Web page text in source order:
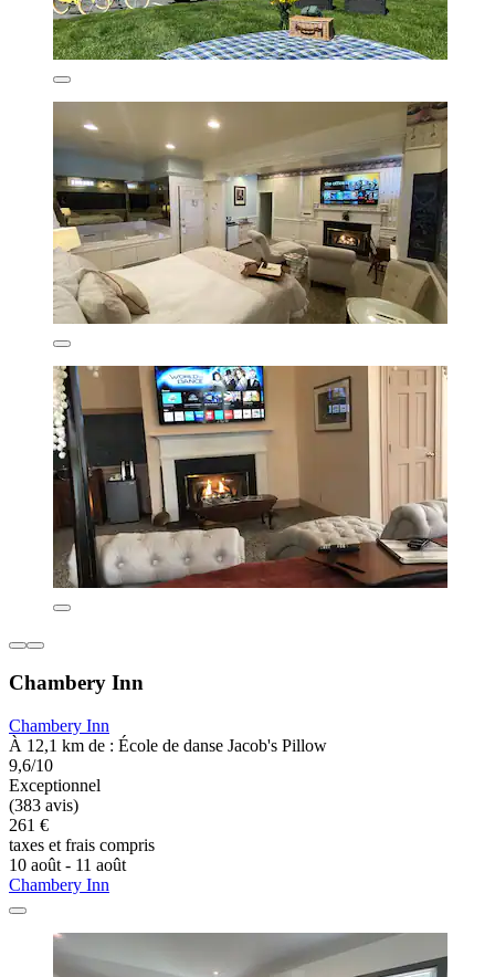
Chambery Inn
Chambery Inn
À 12,1 km de : École de danse Jacob's Pillow
9,6/10
Exceptionnel
(383 avis)
261 €
taxes et frais compris
10 août - 11 août
Chambery Inn